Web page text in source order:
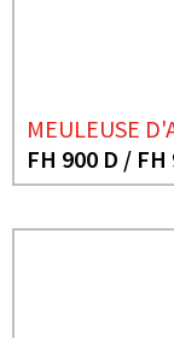
MEULEUSE
FH 900 D / FH